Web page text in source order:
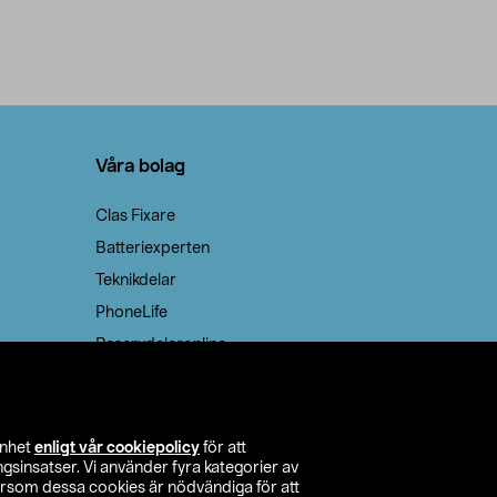
enligt vår cookiepolicy för att
Vi använder fyra kategorier av
dessa cookies är nödvändiga för att
Våra bolag
Clas Fixare
Batteriexperten
Teknikdelar
PhoneLife
Reservdelaronline